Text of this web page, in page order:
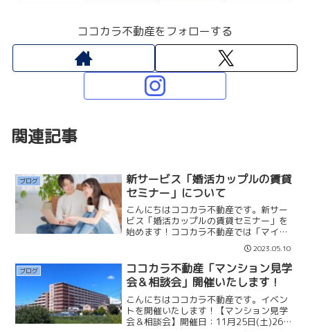
ココカラ不動産をフォローする
関連記事
ブログ
新サービス「婚活カップルの賃貸
セミナー」について
こんにちはココカラ不動産です。新サー
ビス「婚活カップルの賃貸セミナー」を
始めます！ココカラ不動産では「マイホ
ーム探し専門」でサービスをしています
が、結婚当初からマイホームを購入され
る方は少数だと思います。現在、結婚相
談所ココカラ・マリッジの...
2023.05.10
ブログ
ココカラ不動産「マンション見学
会＆相談会」開催いたします！
こんにちはココカラ不動産です。イベン
トを開催いたします！【マンション見学
会＆相談会】開催日：11月25日(土)26日